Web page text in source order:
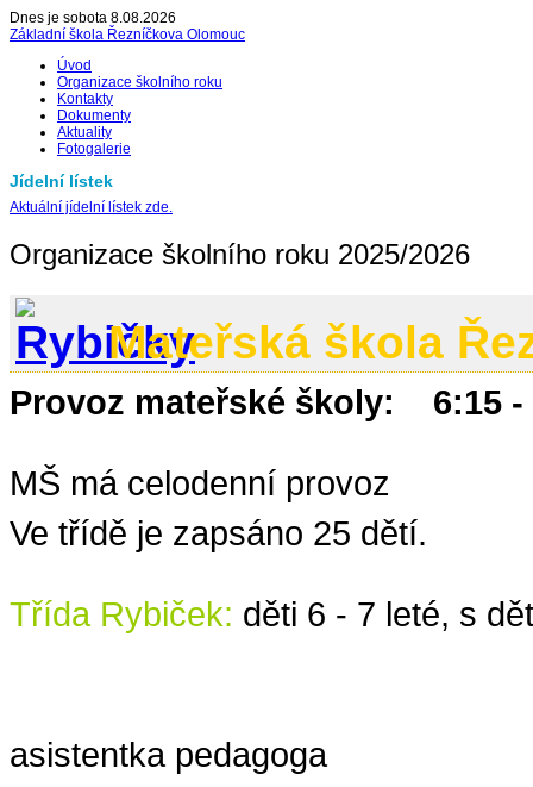
Dnes je sobota 8.08.2026
Základní škola Řezníčkova Olomouc
Úvod
Organizace školního roku
Kontakty
Dokumenty
Aktuality
Fotogalerie
Jídelní lístek
Aktuální jídelní lístek zde.
Organizace školního roku 2025/2026
Mateřská škola
Provoz mateřské školy: 6:15 -
MŠ má celodenní provoz
Ve třídě je zapsáno 25 dětí.
Třída Rybiček: děti 6 - 7 leté,
asistentka pedagoga